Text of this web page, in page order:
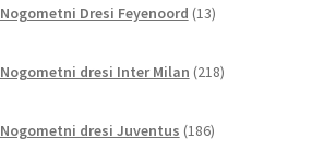
Nogometni Dresi Feyenoord 13izdelkov
Nogometni dresi Inter Milan 218izdelkov
Nogometni dresi Juventus 186izdelkov